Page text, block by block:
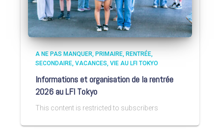
A NE PAS MANQUER PRIMAIRE RENTRÉE
SECONDAIRE VACANCES VIE AU LFI TOKYO
Informations et organisation de la rentrée
2026 au LFI Tokyo
This content is restricted to subscribers